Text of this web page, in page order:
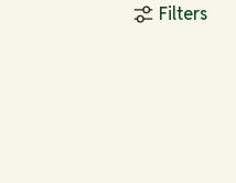
Filters